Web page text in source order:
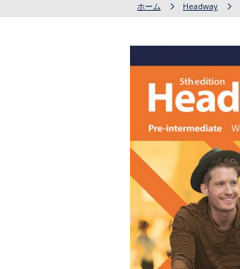
ホーム Headway